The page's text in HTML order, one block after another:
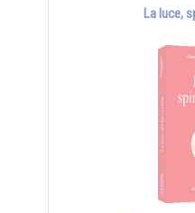
La luce,